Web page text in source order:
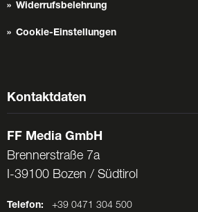
Widerrufsbelehrung
Cookie-Einstellungen
Kontaktdaten
FF Media GmbH
Brennerstraße 7a
I-39100 Bozen / Südtirol
Telefon: +39 0471 304 500